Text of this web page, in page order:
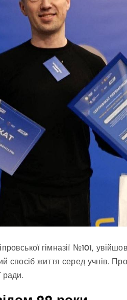
гімназії №101,
спосіб життя серед учнів.
ради.